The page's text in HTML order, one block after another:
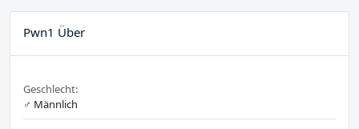
Pwn1 Über
Geschlecht:
♂️ Männlich